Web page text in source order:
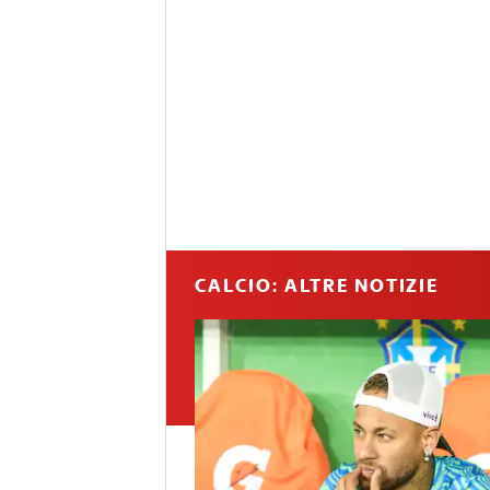
CALCIO: ALTRE NOTIZIE